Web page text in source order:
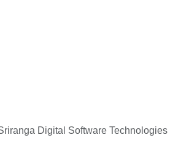
Digital Software Technologies